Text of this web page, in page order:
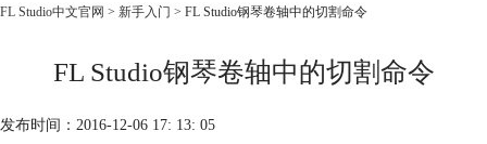
FL Studio中文官网 > 新手入门 > FL Studio钢琴卷轴中的切割命令
FL Studio钢琴卷轴中的切割命令
发布时间：2016-12-06 17: 13: 05